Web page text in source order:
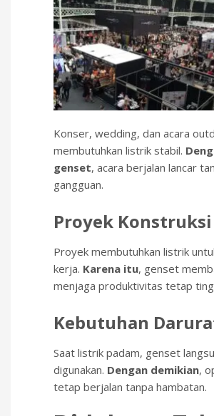
Konser, wedding, dan acara
membutuhkan listrik stabil.
genset, acara berjalan lancar
gangguan.
Proyek Konstruksi
Proyek membutuhkan listrik
kerja. Karena itu, genset
menjaga produktivitas tetap
Kebutuhan
Saat listrik padam, genset
digunakan. Dengan demikian,
tetap berjalan tanpa hambatan.